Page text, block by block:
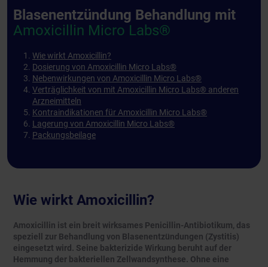
Wie wirkt Amoxicillin?
Amoxicillin ist ein breit wirksames Penicillin-Antibiotikum, das
speziell zur Behandlung von Blasenentzündungen (Zystitis)
eingesetzt wird. Seine bakterizide Wirkung beruht auf der
Hemmung der bakteriellen Zellwandsynthese. Ohne eine
Blasenentzündung Behandlung mit
Amoxicillin Micro Labs®
Wie wirkt Amoxicillin?
Dosierung von Amoxicillin Micro Labs®
Nebenwirkungen von Amoxicillin Micro Labs®
Verträglichkeit von mit Amoxicillin Micro Labs® anderen
Arzneimitteln
Kontraindikationen für Amoxicillin Micro Labs®
Lagerung von Amoxicillin Micro Labs®
Packungsbeilage